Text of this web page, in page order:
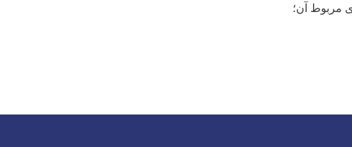
مربوط آن؛